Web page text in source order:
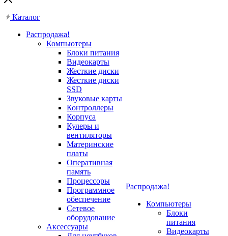
Каталог
Распродажа!
Компьютеры
Блоки питания
Видеокарты
Жесткие диски
Жесткие диски
SSD
Звуковые карты
Контроллеры
Корпуса
Кулеры и
вентиляторы
Материнские
платы
Оперативная
память
Процессоры
Программное
обеспечение
Сетевое
оборудование
Аксессуары
Распродажа!
Компьютеры
Блоки
питания
Видеокарты